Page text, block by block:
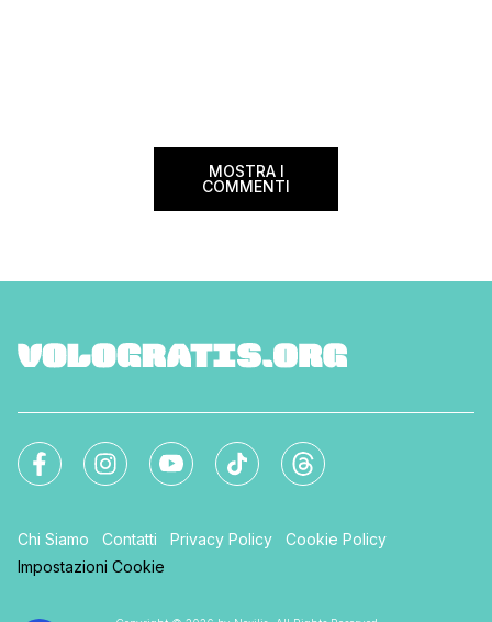
MOSTRA I
COMMENTI
Chi Siamo Contatti Privacy Policy
Cookie Policy
Impostazioni Cookie